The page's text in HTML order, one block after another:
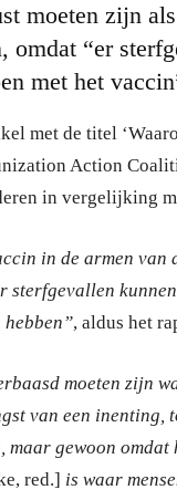
moeten zijn
omdat “er
met het
met de titel
Action
in vergelijking
in de armen van
sterfgevallen
hebben”, aldus het
moeten zijn
van een inenting,
maar gewoon omdat
red.] is waar